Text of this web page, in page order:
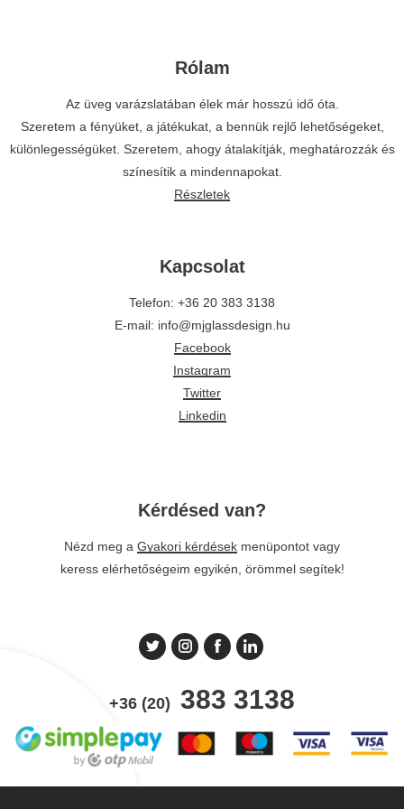
Rólam
Az üveg varázslatában élek már hosszú idő óta.
Szeretem a fényüket, a játékukat, a bennük rejlő lehetőségeket,
különlegességüket. Szeretem, ahogy átalakítják, meghatározzák és
színesítik a mindennapokat.
Részletek
Kapcsolat
Telefon: +36 20 383 3138
E-mail: info@mjglassdesign.hu
Facebook
Instagram
Twitter
Linkedin
Kérdésed van?
Nézd meg a Gyakori kérdések menüpontot vagy
keress elérhetőségeim egyikén, örömmel segítek!
+36 (20) 383 3138